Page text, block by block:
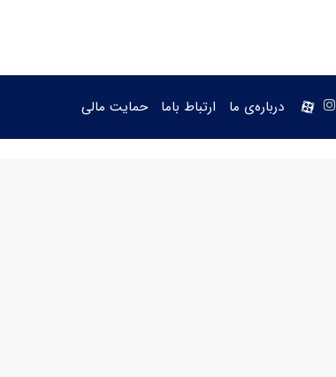
درباره‌ی ما ارتباط باما حمایت مالی یوتیوباینستاگرام
aparat